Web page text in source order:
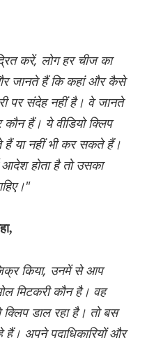
करें, लोग हर चीज का
जानते हैं कि कहां और कैसे
पर संदेह नहीं है। वे जानते
हैं। ये वीडियो क्लिप
हैं या नहीं भी कर सकते हैं।
होता है तो उसका
किया, उनमें से आप
मिटकरी कौन है। वह
क्लिप डाल रहा है। तो बस
अपने पदाधिकारियों और